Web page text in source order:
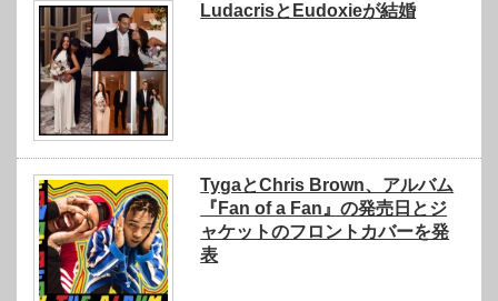
LudacrisとEudoxieが結婚
TygaとChris Brown、アルバム
『Fan of a Fan』の発売日とジ
ャケットのフロントカバーを発
表